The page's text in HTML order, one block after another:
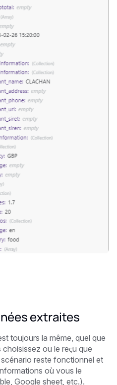
extraites
toujours la même, quel que
ou le reçu que
reste fonctionnel et
où vous le
Google sheet, etc.).